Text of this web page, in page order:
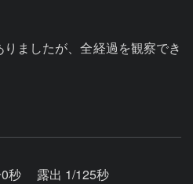
ましたが、全経過を観察でき
秒
露出 1/125秒